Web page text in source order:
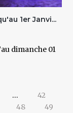
1er Janvi...
dimanche 01
…
42
48
49